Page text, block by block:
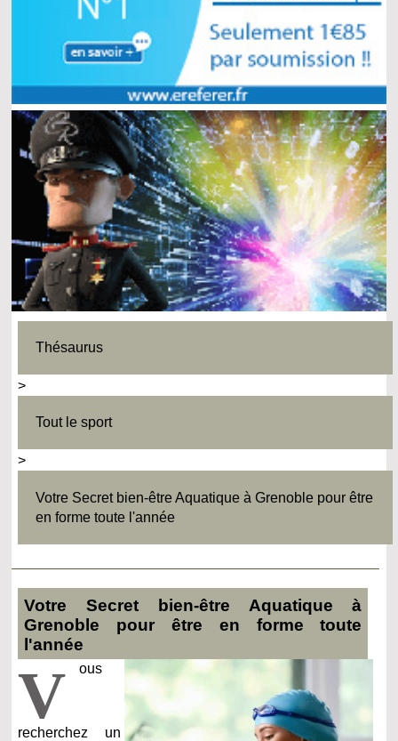
Thésaurus
>
Tout le sport
>
Votre Secret bien-être Aquatique à Grenoble pour être
en forme toute l'année
Votre Secret bien-être Aquatique à
Grenoble pour être en forme toute
l'année
V ous
recherchez un